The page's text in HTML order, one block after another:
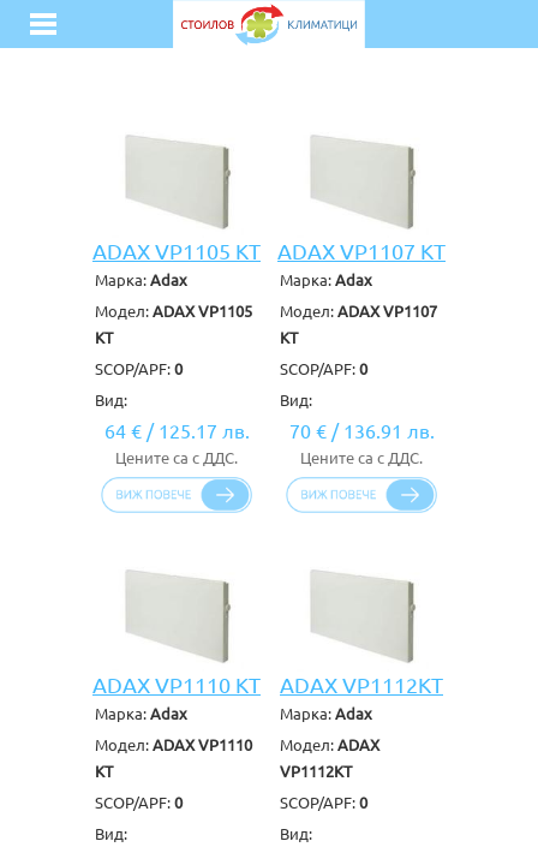
ADAX VP1105 KT
Марка: Adax
Модел: ADAX VP1105
KT
SCOP/APF: 0
Вид:
64 €/ 125.17 лв.
Цените са с ДДС.
ADAX VP1107 KT
Марка: Adax
Модел: ADAX VP1107
KT
SCOP/APF: 0
Вид:
70 €/ 136.91 лв.
Цените са с ДДС.
ADAX VP1110 KT
Марка: Adax
Модел: ADAX VP1110
KT
SCOP/APF: 0
Вид:
ADAX VP1112KT
Марка: Adax
Модел: ADAX
VP1112KT
SCOP/APF: 0
Вид: